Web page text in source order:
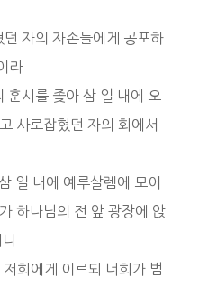
자의 자손들에게 공포하
라
훈시를 좇아 삼 일 내에 오
사로잡혔던 자의 회에서
일 내에 예루살렘에 모이
하나님의 전 앞 광장에 앉
희에게 이르되 너희가 범